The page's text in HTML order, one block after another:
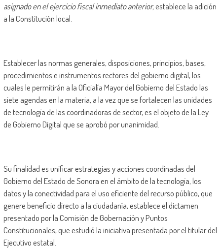
asignado en el ejercicio fiscal inmediato anterior,establece la adición
a la Constitución local.
Establecer las normas generales, disposiciones, principios, bases,
procedimientos e instrumentos rectores del gobierno digital, los
cuales le permitirán a la Oficialía Mayor del Gobierno del Estado las
siete agendas en la materia, a la vez que se fortalecen las unidades
de tecnología de las coordinadoras de sector, es el objeto de la Ley
de Gobierno Digital que se aprobó por unanimidad.
Su finalidad es unificar estrategias y acciones coordinadas del
Gobierno del Estado de Sonora en el ámbito de la tecnología, los
datos y la conectividad para el uso eficiente del recurso público, que
genere beneficio directo a la ciudadanía, establece el dictamen
presentado por la Comisión de Gobernación y Puntos
Constitucionales, que estudió la iniciativa presentada por el titular del
Ejecutivo estatal.